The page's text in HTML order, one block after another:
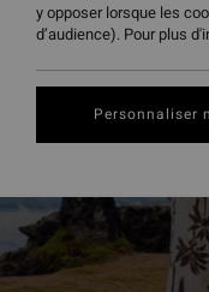
y opposer lorsque les
d’audience). Pour plus
Personnaliser